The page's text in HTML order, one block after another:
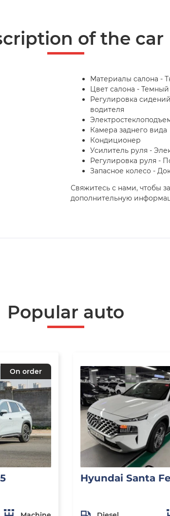
of the car
Материалы салона -
Цвет салона - Темный
Регулировка
водителя
Камера заднего вида
Кондиционер
Усилитель руля -
Регулировка руля -
Запасное колесо -
Свяжитесь с нами, чтобы
дополнительную
Popular auto
On order
Hyundai Santa